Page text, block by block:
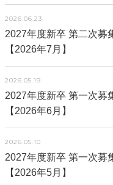
2026.06.23
2027年度新卒 第二次募
【2026年7月】
2026.05.19
2027年度新卒 第一次募
【2026年6月】
2026.05.10
2027年度新卒 第一次募
【2026年5月】